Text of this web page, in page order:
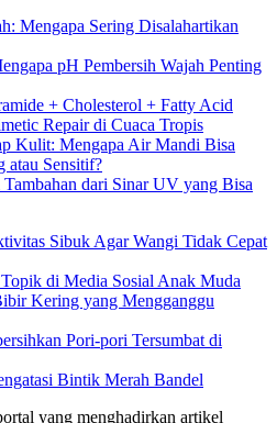
Mengapa Sering Disalahartikan
pH Pembersih Wajah Penting
+ Cholesterol + Fatty Acid
Repair di Cuaca Tropis
Kulit: Mengapa Air Mandi Bisa
atau Sensitif?
dari Sinar UV yang Bisa
Sibuk Agar Wangi Tidak Cepat
di Media Sosial Anak Muda
Kering yang Mengganggu
Pori-pori Tersumbat di
Bintik Merah Bandel
yang menghadirkan artikel